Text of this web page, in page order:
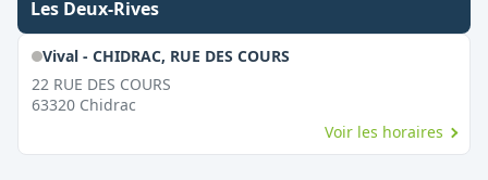
Les Deux-Rives
Vival - CHIDRAC, RUE DES COURS
22 RUE DES COURS
63320 Chidrac
Voir les horaires